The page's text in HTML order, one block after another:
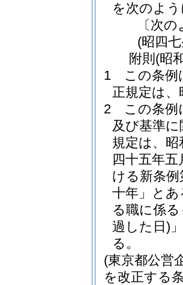
を次のよ
〔次
(昭四
附則 (昭
1
この条例
正規定は
2
この条例
及び基準
規定は、
四十五年
ける新条
十年」と
る職に係
過した日)
る。
(東京都公営
を改正する